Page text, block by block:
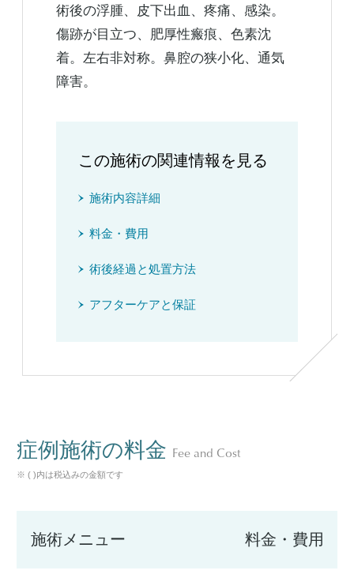
術後の浮腫、皮下出血、疼痛、感染。
傷跡が目立つ、肥厚性瘢痕、色素沈
着。左右非対称。鼻腔の狭小化、通気
障害。
この施術の関連情報を見る
施術内容詳細
料金・費用
術後経過と処置方法
アフターケアと保証
症例施術の料金 Fee and Cost
※ ( )内は税込みの金額です
施術メニュー 料金・費用